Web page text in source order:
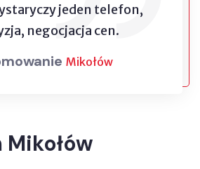
jeden telefon,
negocjacja cen.
Mikołów
Mikołów